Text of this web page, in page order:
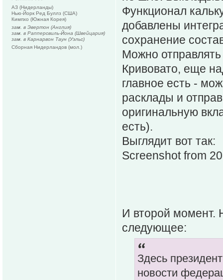
Функционал
добавлены
сохранение
Можно
Кривовато, еще
главное есть -
расклады и
оригинальную
есть).
Выглядит вот так:
Screenshot from
И второй момент.
следующее:
Здесь
новости
АЗ (Нидерланды)
Нью-Йорк Ред Буллз (США)
Кимпхо (Южная Корея)
зам. в Эвертон (Англия)
зам. в Рапперсвиль-Йона (Швейцария)
зам. в Карнарвон Таун (Уэльс)
Сборная Нидерландов (мол.)